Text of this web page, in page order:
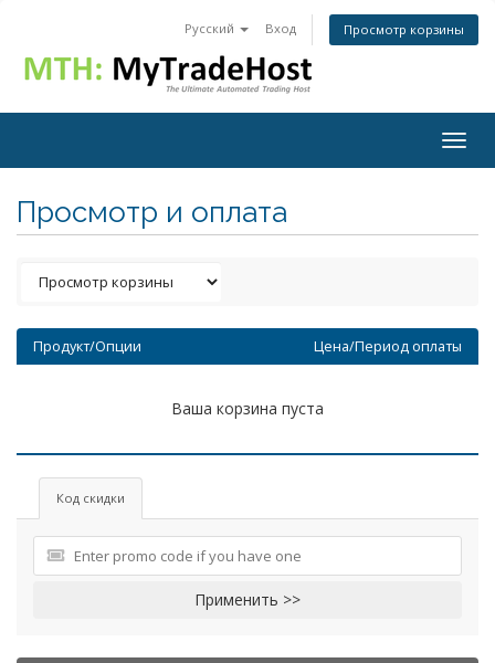
Русский Вход Просмотр корзины
Просмотр и оплата
Продукт/Опции Цена/Период оплаты
Ваша корзина пуста
Код скидки
Применить >>